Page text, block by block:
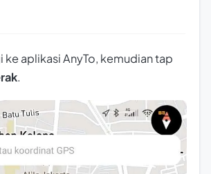
ke aplikasi AnyTo, kemudian tap
.